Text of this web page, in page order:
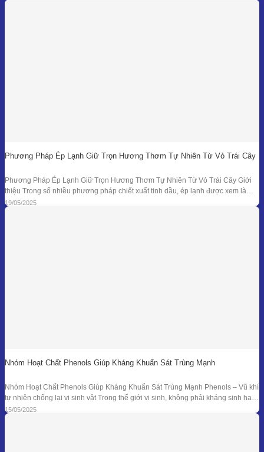
Khi các phương pháp truyền thống như chưng cất lôi
Phương Pháp Ép Lạnh Giữ Trọn Hương Thơm Tự Nhiên Từ Vỏ Trái Cây
Phương Pháp Ép Lạnh Giữ Trọn Hương Thơm Tự Nhiên Từ Vỏ Trái Cây Giới
thiệu Trong số nhiều phương pháp chiết xuất tinh dầu, ép lạnh được xem là
một trong những kỹ thuật đối với nguyên liệu đặc thù – đặc biệt là vỏ các loại
quả có mùi hương tươi mát như
19/05/2025
Nhóm Hoạt Chất Phenols Giúp Kháng Khuẩn Sát Trùng Mạnh
Nhóm Hoạt Chất Phenols Giúp Kháng Khuẩn Sát Trùng Mạnh Phenols – Vũ khí
tự nhiên chống lại vi sinh vật Trong thế giới vi sinh, không phải kháng sinh hay
hóa chất tổng hợp mới là “anh hùng” duy nhất. Từ hàng ngàn năm trước, các
nền y học cổ đại đã sử dụng tinh dầu
15/05/2025